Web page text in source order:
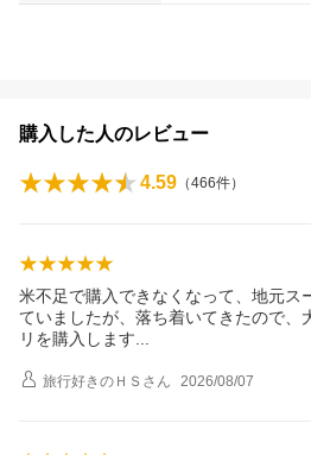
購入した人のレビュー
4.59 （466件）
米不足で購入できなくなって、地元ス
ていましたが、落ち着いてきたので、
リを購入します
旅行好きのＨＳ さん 2026/08/07